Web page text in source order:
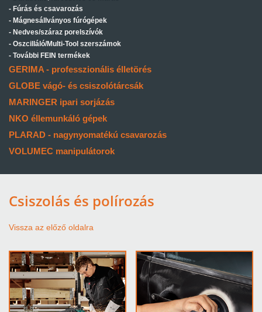
Fúrás és csavarozás
Mágnesállványos fúrógépek
Nedves/száraz porelszívók
Oszcilláló/Multi-Tool szerszámok
További FEIN termékek
GERIMA - professzionális élletörés
GLOBE vágó- és csiszolótárcsák
MARINGER ipari sorjázás
NKO éllemunkáló gépek
PLARAD - nagynyomatékú csavarozás
VOLUMEC manipulátorok
Csiszolás és polírozás
Vissza az előző oldalra